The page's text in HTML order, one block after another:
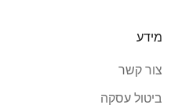
מידע
צור קשר
ביטול עסקה